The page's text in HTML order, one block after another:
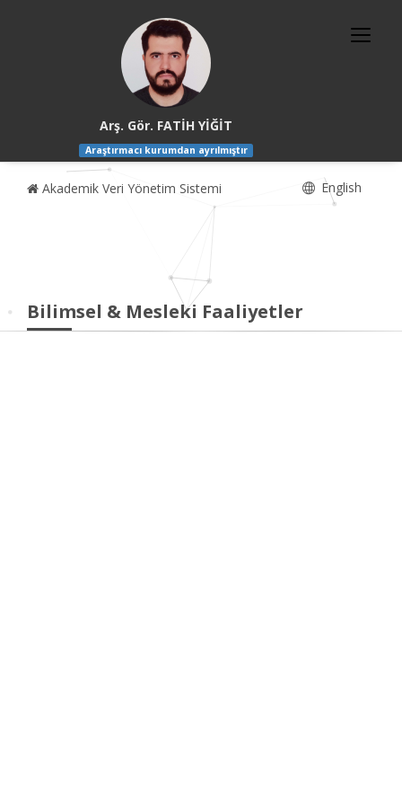
Arş. Gör. FATİH YİĞİT
Araştırmacı kurumdan ayrılmıştır
Akademik Veri Yönetim Sistemi English
Bilimsel & Mesleki Faaliyetler